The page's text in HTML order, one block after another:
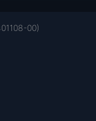
00)